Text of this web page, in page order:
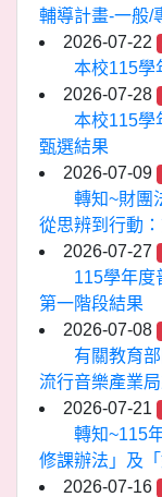
輔導計畫-一般/
2026-07-22
本校115學
2026-07-28
本校115學
甄選結果
2026-07-09
轉知~財團
從思辨到行動
2026-07-27
115學年度
第一階段結果
2026-07-08
有關教育
流行音樂產業
2026-07-21
轉知~115
修課辦法」及
2026-07-16